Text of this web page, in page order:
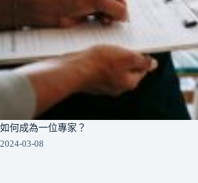
如何成為一位專家？
2024-03-08